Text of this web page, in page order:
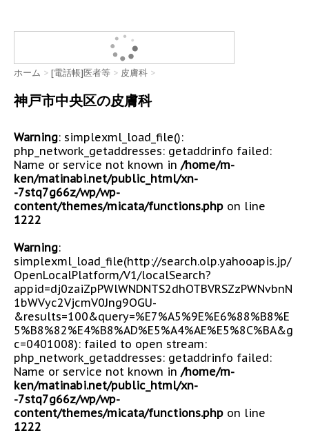
ホーム > [電話帳]医者等 > 皮膚科 >
神戸市中央区の皮膚科
Warning: simplexml_load_file():
php_network_getaddresses: getaddrinfo failed:
Name or service not known in /home/m-
ken/matinabi.net/public_html/xn-
-7stq7g66z/wp/wp-
content/themes/micata/functions.php on line
1222
Warning:
simplexml_load_file(http://search.olp.yahooapis.jp/
OpenLocalPlatform/V1/localSearch?
appid=dj0zaiZpPWlWNDNTS2dhOTBVRSZzPWNvbnN
1bWVyc2VjcmV0Jng9OGU-
&results=100&query=%E7%A5%9E%E6%88%B8%E
5%B8%82%E4%B8%AD%E5%A4%AE%E5%8C%BA&g
c=0401008): failed to open stream:
php_network_getaddresses: getaddrinfo failed:
Name or service not known in /home/m-
ken/matinabi.net/public_html/xn-
-7stq7g66z/wp/wp-
content/themes/micata/functions.php on line
1222